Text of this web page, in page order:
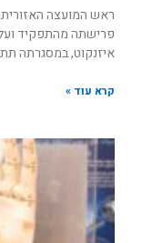
ראש המועצה האזורית
פרישתה מהתפקיד
איזנקוט, במסגרתה
קרא עוד »